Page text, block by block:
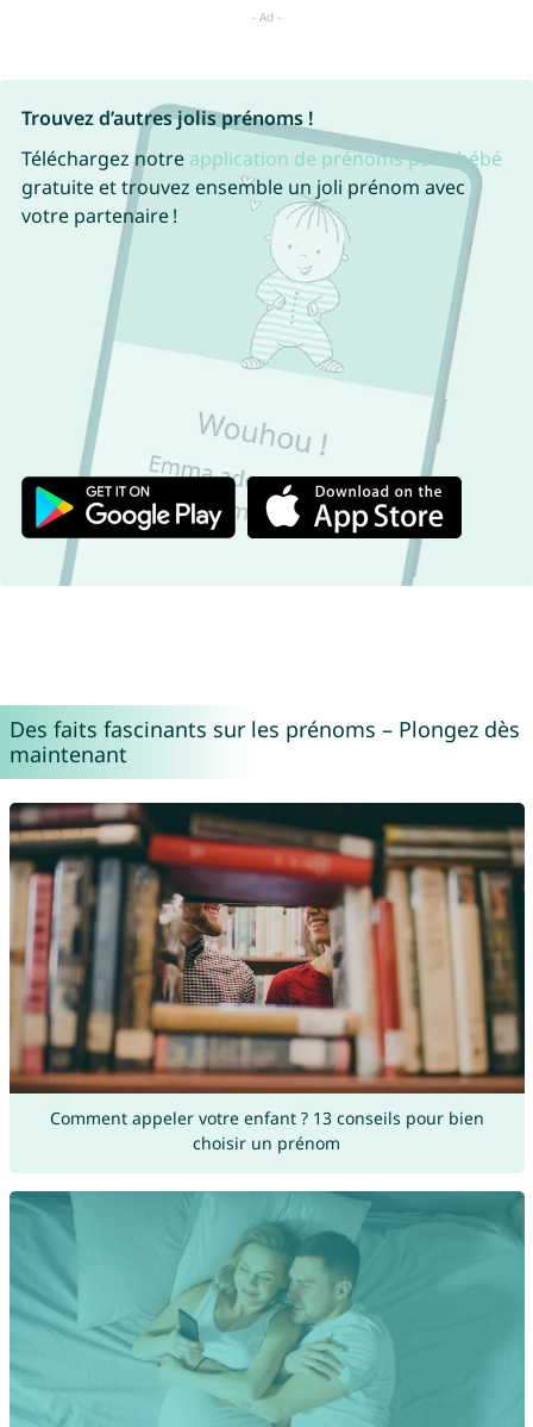
Trouvez d’autres jolis prénoms !
Téléchargez notre application de prénoms pour bébé
gratuite et trouvez ensemble un joli prénom avec
votre partenaire !
Des faits fascinants sur les prénoms – Plongez dès
maintenant
Comment appeler votre enfant ? 13 conseils pour bien
choisir un prénom